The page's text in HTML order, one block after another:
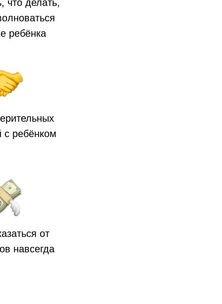
что делать,
ребёнка
с ребёнком
от
навсегда